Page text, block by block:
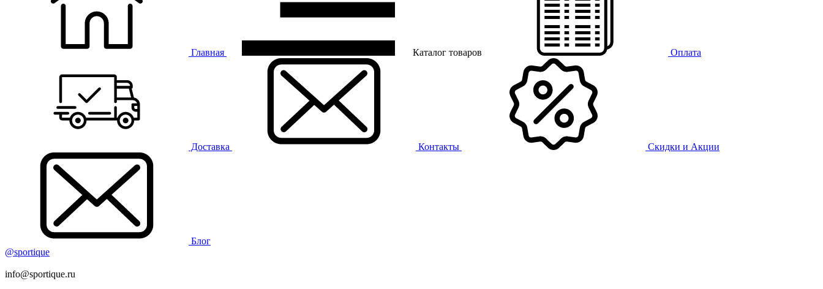
Главная Каталог товаров Оплата
Доставка Контакты Скидки и Акции
Блог
@sportique
info@sportique.ru